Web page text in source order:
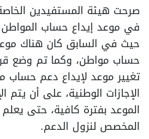
صرحت هيئة المستفيدين
في موعد إيداع حساب
حيث في السابق كان هناك
حساب مواطن، وكما تم وضع
تغيير موعد لإيداع دعم حساب
الإجازات الوطنية، على أن يتم
الموعد بفترة كافية، حتى
المخصص لنزول الدعم.